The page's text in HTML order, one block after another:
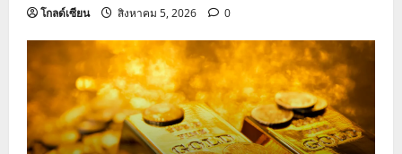
โกลด์เซียน สิงหาคม 5, 2026 0